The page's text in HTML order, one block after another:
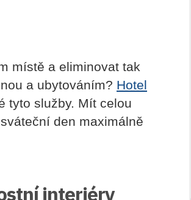
místě a eliminovat tak
a ubytováním? Hotel
tyto služby. Mít celou
den maximálně
interiéry